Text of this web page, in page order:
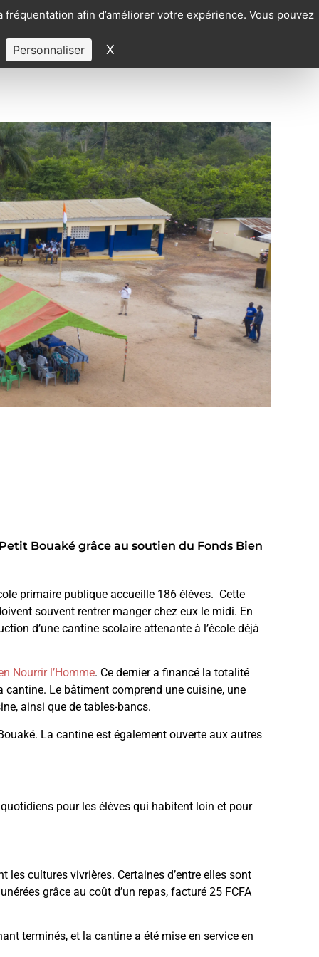
afin d’améliorer votre expérience. Vous pouvez
Personnaliser X
CONTACTEZ-NOUS
Bouaké grâce au soutien du Fonds Bien
primaire publique accueille 186 élèves. Cette
souvent rentrer manger chez eux le midi. En
d’une cantine scolaire attenante à l’école déjà
Nourrir l’Homme. Ce dernier a financé la totalité
cantine. Le bâtiment comprend une cuisine, une
ainsi que de tables-bancs.
La cantine est également ouverte aux autres
pour les élèves qui habitent loin et pour
cultures vivrières. Certaines d’entre elles sont
grâce au coût d’un repas, facturé 25 FCFA
terminés, et la cantine a été mise en service en